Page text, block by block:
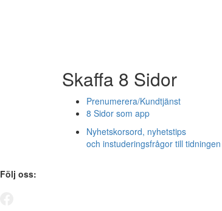
Skaffa 8 Sidor
Prenumerera/Kundtjänst
8 Sidor som app
Nyhetskorsord, nyhetstips
och instuderingsfrågor till tidningen
Följ oss: